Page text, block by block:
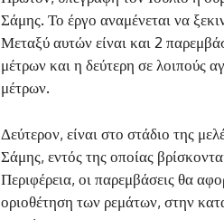
Σάμης. Το έργο αναμένεται να
Μεταξύ αυτών είναι και 2
μέτρων και η δεύτερη σε λοιπούς
μέτρων.
Δεύτερον, είναι στο στάδιο της
Σάμης, εντός της οποίας
Περιφέρεια, οι παρεμβάσεις θα
οριοθέτηση των ρεμάτων, στην